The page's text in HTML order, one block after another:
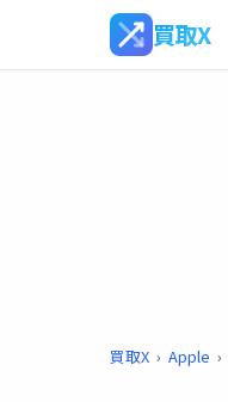
買取X
買取X › Apple ›